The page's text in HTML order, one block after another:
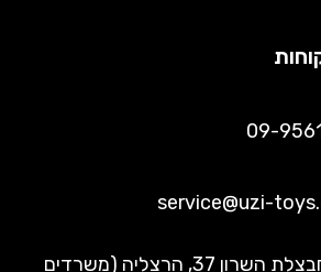
09-
service@uzi-
רח' חבצלת השרון 37, הרצליה (משרדים